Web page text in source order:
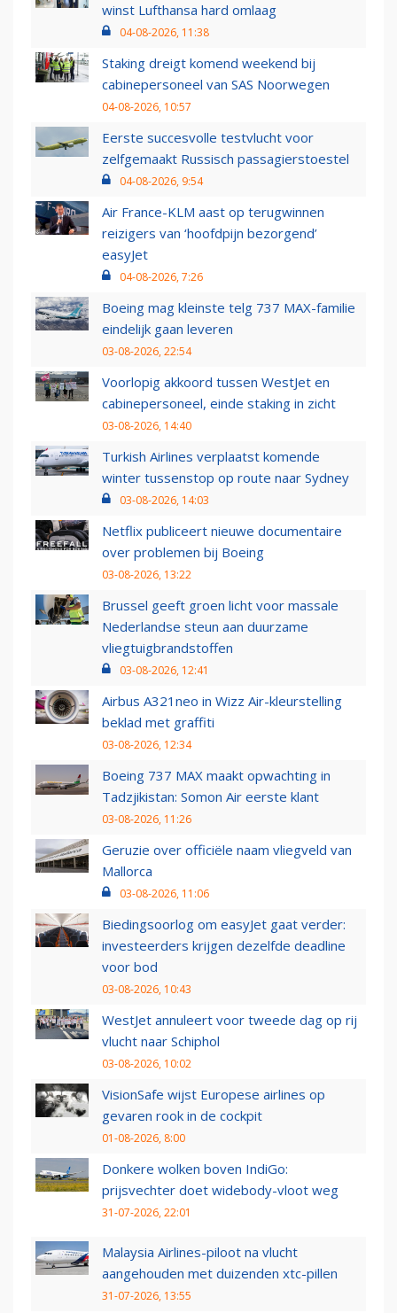
winst Lufthansa hard omlaag
04-08-2026, 11:38
Staking dreigt komend weekend bij
cabinepersoneel van SAS Noorwegen
04-08-2026, 10:57
Eerste succesvolle testvlucht voor
zelfgemaakt Russisch passagierstoestel
04-08-2026, 9:54
Air France-KLM aast op terugwinnen
reizigers van ‘hoofdpijn bezorgend’
easyJet
04-08-2026, 7:26
Boeing mag kleinste telg 737 MAX-familie
eindelijk gaan leveren
03-08-2026, 22:54
Voorlopig akkoord tussen WestJet en
cabinepersoneel, einde staking in zicht
03-08-2026, 14:40
Turkish Airlines verplaatst komende
winter tussenstop op route naar Sydney
03-08-2026, 14:03
Netflix publiceert nieuwe documentaire
over problemen bij Boeing
03-08-2026, 13:22
Brussel geeft groen licht voor massale
Nederlandse steun aan duurzame
vliegtuigbrandstoffen
03-08-2026, 12:41
Airbus A321neo in Wizz Air-kleurstelling
beklad met graffiti
03-08-2026, 12:34
Boeing 737 MAX maakt opwachting in
Tadzjikistan: Somon Air eerste klant
03-08-2026, 11:26
Geruzie over officiële naam vliegveld van
Mallorca
03-08-2026, 11:06
Biedingsoorlog om easyJet gaat verder:
investeerders krijgen dezelfde deadline
voor bod
03-08-2026, 10:43
WestJet annuleert voor tweede dag op rij
vlucht naar Schiphol
03-08-2026, 10:02
VisionSafe wijst Europese airlines op
gevaren rook in de cockpit
01-08-2026, 8:00
Donkere wolken boven IndiGo:
prijsvechter doet widebody-vloot weg
31-07-2026, 22:01
Malaysia Airlines-piloot na vlucht
aangehouden met duizenden xtc-pillen
31-07-2026, 13:55